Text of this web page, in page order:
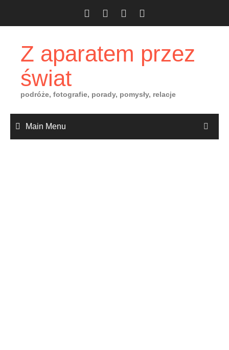
Z aparatem przez
świat
podróże, fotografie, porady, pomysły, relacje
Main Menu